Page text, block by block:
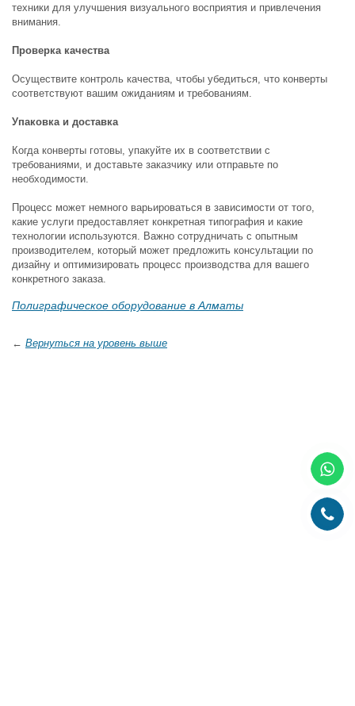
техники для улучшения визуального восприятия и привлечения
внимания.
Проверка качества
Осуществите контроль качества, чтобы убедиться, что конверты
соответствуют вашим ожиданиям и требованиям.
Упаковка и доставка
Когда конверты готовы, упакуйте их в соответствии с
требованиями, и доставьте заказчику или отправьте по
необходимости.
Процесс может немного варьироваться в зависимости от того,
какие услуги предоставляет конкретная типография и какие
технологии используются. Важно сотрудничать с опытным
производителем, который может предложить консультации по
дизайну и оптимизировать процесс производства для вашего
конкретного заказа.
Полиграфическое оборудование в Алматы
← Вернуться на уровень выше